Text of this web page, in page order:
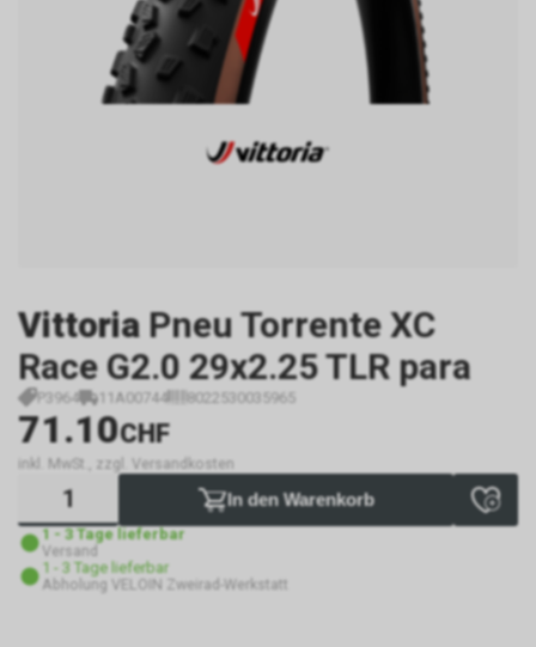
Vittoria Pneu Torrente XC
Race G2.0 29x2.25 TLR para
P3964 11A00744 8022530035965
71.10CHF
inkl. MwSt., zzgl. Versandkosten
In den Warenkorb
1 - 3 Tage lieferbar
Versand
1 - 3 Tage lieferbar
Abholung VELOIN Zweirad-Werkstatt